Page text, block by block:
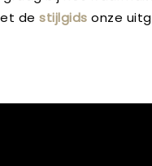
de stijlgids onze